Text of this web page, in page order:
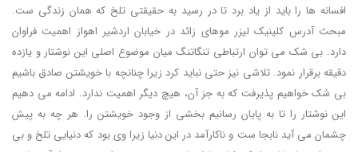
افسانه ها را باید از یاد برد تا در رسید به حقیقتی تلخ که همان زندگی ست.
مبحث آدرس کلینیک لیزر موهای زائد در خیابان اردشیر اهواز اهمیت فراوان
دارد. بی شک می توان ارتباطی تنگاتنگ میان موضوع اصلی این نوشتار و یازده
دقیقه برقرار نمود. تلاشی نیز حتی نباید کرد زیرا چنانچه با خویشتن صادق باشیم
بی شک خواهیم پذیرفت که به جز آن، هیچ دیگر اهمیت ندارد. ادامه می دهیم
این نوشتار را تا به پایان رسانیم بخشی از وجود خویشتن را. هر چه به پیش
چشمان می آید نابجا ست و ناکارآمد در این دنیا زیرا وی بود که دنیایی تلخ و بی